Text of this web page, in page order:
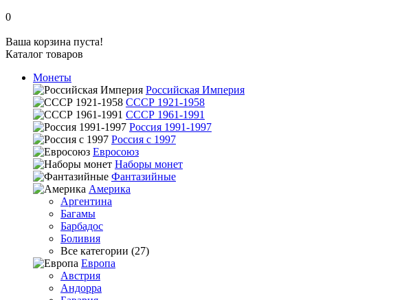
0
Ваша корзина пуста!
Каталог товаров
Монеты
Российская Империя
СССР 1921-1958
СССР 1961-1991
Россия 1991-1997
Россия с 1997
Евросоюз
Наборы монет
Фантазийные
Америка
Аргентина
Багамы
Барбадос
Боливия
Все категории (27)
Европа
Австрия
Андорра